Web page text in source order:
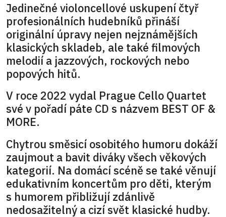
Jedinečné violoncellové uskupení čtyř
profesionálních hudebníků přináší
originální úpravy nejen nejznámějších
klasických skladeb, ale také filmových
melodií a jazzových, rockových nebo
popových hitů.
V roce 2022 vydal Prague Cello Quartet
své v pořadí páte CD s názvem BEST OF &
MORE.
Chytrou směsicí osobitého humoru dokáží
zaujmout a bavit diváky všech věkových
kategorií. Na domácí scéně se také věnují
edukativním koncertům pro děti, kterým
s humorem přibližují zdánlivě
nedosažitelný a cizí svět klasické hudby.